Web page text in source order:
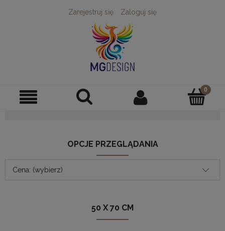
Zarejestruj się Zaloguj się
OPCJE PRZEGLĄDANIA
Cena: (wybierz)
50 X 70 CM